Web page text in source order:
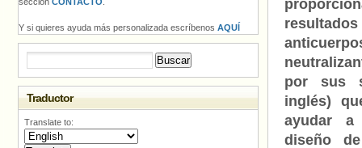
por sus
inglés)
ayudar
diseño
Y si quieres ayuda más personalizada escríbenos AQUÍ
Traductor
Translate to: